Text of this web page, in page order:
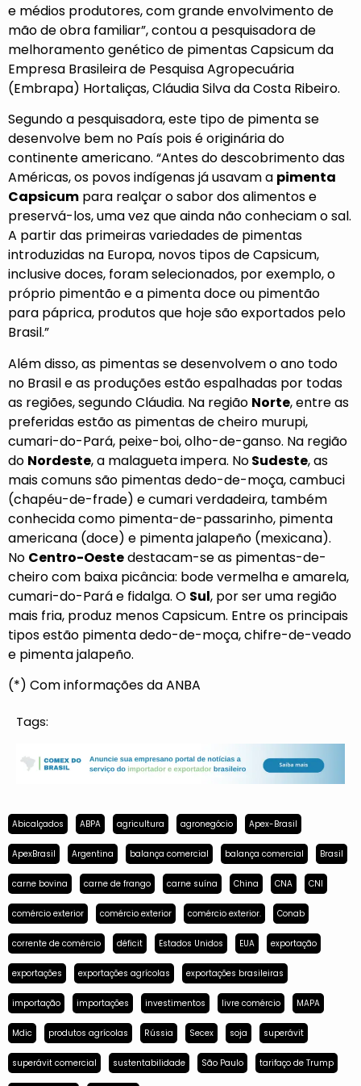
e médios produtores, com grande envolvimento de
mão de obra familiar”, contou a pesquisadora de
melhoramento genético de pimentas Capsicum da
Empresa Brasileira de Pesquisa Agropecuária
(Embrapa) Hortaliças, Cláudia Silva da Costa Ribeiro.
Segundo a pesquisadora, este tipo de pimenta se
desenvolve bem no País pois é originária do
continente americano. “Antes do descobrimento das
Américas, os povos indígenas já usavam a pimenta
Capsicum para realçar o sabor dos alimentos e
preservá-los, uma vez que ainda não conheciam o sal.
A partir das primeiras variedades de pimentas
introduzidas na Europa, novos tipos de Capsicum,
inclusive doces, foram selecionados, por exemplo, o
próprio pimentão e a pimenta doce ou pimentão
para páprica, produtos que hoje são exportados pelo
Brasil.”
Além disso, as pimentas se desenvolvem o ano todo
no Brasil e as produções estão espalhadas por todas
as regiões, segundo Cláudia. Na região Norte, entre as
preferidas estão as pimentas de cheiro murupi,
cumari-do-Pará, peixe-boi, olho-de-ganso. Na região
do Nordeste, a malagueta impera. NoSudeste, as
mais comuns são pimentas dedo-de-moça, cambuci
(chapéu-de-frade) e cumari verdadeira, também
conhecida como pimenta-de-passarinho, pimenta
americana (doce) e pimenta jalapeño (mexicana).
No Centro-Oestedestacam-se as pimentas-de-
cheiro com baixa picância: bode vermelha e amarela,
cumari-do-Pará e fidalga. O Sul, por ser uma região
mais fria, produz menos Capsicum. Entre os principais
tipos estão pimenta dedo-de-moça, chifre-de-veado
e pimenta jalapeño.
(*) Com informações da ANBA
Tags:
Abicalçados ABPA agricultura agronegócio Apex-Brasil
ApexBrasil Argentina balança comercial balança comercial Brasil
carne bovina carne de frango carne suína China CNA CNI
comércio exterior comércio exterior comércio exterior. Conab
corrente de comércio déficit Estados Unidos EUA exportação
exportações exportações agrícolas exportações brasileiras
importação importações investimentos livre comércio MAPA
Mdic produtos agrícolas Rússia Secex soja superávit
superávit comercial sustentabilidade São Paulo tarifaço de Trump